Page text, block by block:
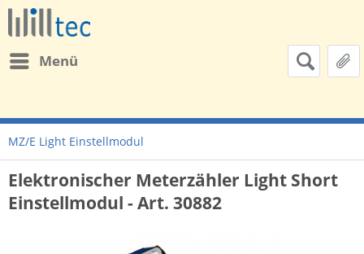
Menü
MZ/E Light Einstellmodul
Elektronischer Meterzähler Light Short
Einstellmodul - Art. 30882